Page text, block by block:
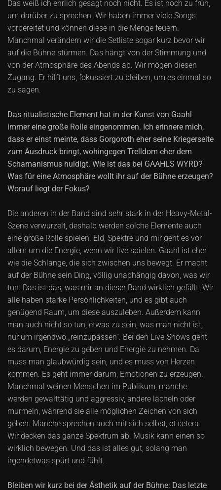
Das weiß ich ehrlich gesagt noch nicht. Es ist noch zu früh,
um darüber zu sprechen. Wir haben immer viele Songs
vorbereitet und können diese in die Menge feuern.
Manchmal verändern wir die Setliste sogar kurz bevor wir
auf die Bühne stürmen. Das hängt von der Stimmung und
von der Atmosphäre des Abends ab. Wir mögen diesen
Zugang. Er hilft uns, fokussiert zu bleiben, um es einmal so
zu sagen.
Das ritualistische Element hat in der Kunst von Gaahl
immer eine große Rolle eingenommen. Ich erinnere mich,
dass er einst meinte, dass Gorgoroth eher seine Kriegerseite
zum Ausdruck bringt, wohingegen Trelldom eher dem
Schamanismus huldigt. Wie ist das bei GAAHLS WYRD?
Was für eine Atmosphäre wollt ihr auf der Bühne erzeugen?
Worauf liegt der Fokus?
Die anderen in der Band sind sehr stark in der Heavy-Metal-
Szene verwurzelt, deshalb werden solche Elemente auch
eine große Rolle spielen. Eld, Spektre und mir geht es vor
allem um die Energie, wenn wir live spielen. Gaahl ist eher
wie die Schlange, die sich zwischen uns bewegt. Er macht
auf der Bühne sein Ding, völlig unabhängig davon, was wir
tun. Das ist das, was mir an dieser Band wirklich gefällt. Wir
alle haben starke Persönlichkeiten, und es gibt auch
genügend Raum, um diese auszuleben. Außerdem kann
man auch nicht so tun, etwas zu sein, was man nicht ist,
nur um irgendwo „reinzupassen“. Bei den Live-Shows geht
es darum, Energie zu geben und Energie zu nehmen. Da
muss man glaubwürdig sein, und es muss von Herzen
kommen. Es geht immer darum, Emotionen zu erzeugen.
Manchmal weinen Menschen im Publikum, manche
werden gewalttätig und aggressiv, andere lächeln oder
murmeln, während sie alle möglichen Zeichen von sich
geben. Manche sprechen auch mit sich selbst, et cetera.
Wir decken das ganze Spektrum ab. Musik kann einen so
wirklich bewegen. Und das ist alles gut, solang man
irgendetwas spürt und fühlt.
Bleiben wir kurz bei der Ästhetik auf der Bühne: Das letzte